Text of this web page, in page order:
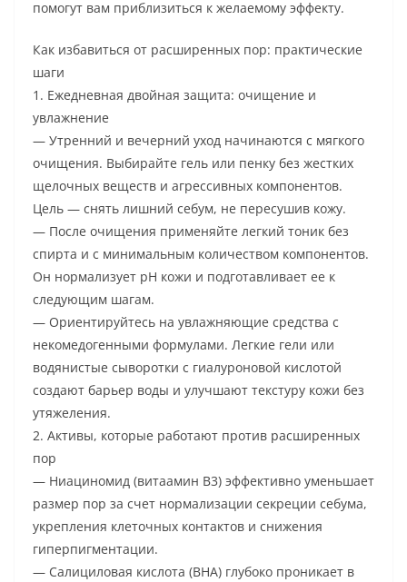
помогут вам приблизиться к желаемому эффекту.
Как избавиться от расширенных пор: практические
шаги
1. Ежедневная двойная защита: очищение и
увлажнение
— Утренний и вечерний уход начинаются с мягкого
очищения. Выбирайте гель или пенку без жестких
щелочных веществ и агрессивных компонентов.
Цель — снять лишний себум, не пересушив кожу.
— После очищения применяйте легкий тоник без
спирта и с минимальным количеством компонентов.
Он нормализует pH кожи и подготавливает ее к
следующим шагам.
— Ориентируйтесь на увлажняющие средства с
некомедогенными формулами. Легкие гели или
водянистые сыворотки с гиалуроновой кислотой
создают барьер воды и улучшают текстуру кожи без
утяжеления.
2. Активы, которые работают против расширенных
пор
— Ниациномид (витаамин B3) эффективно уменьшает
размер пор за счет нормализации секреции себума,
укрепления клеточных контактов и снижения
гиперпигментации.
— Салициловая кислота (BHA) глубоко проникает в